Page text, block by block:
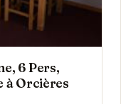
6 Pers,
à Orcières